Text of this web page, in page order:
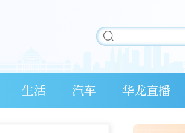
生活 汽车 华龙直播